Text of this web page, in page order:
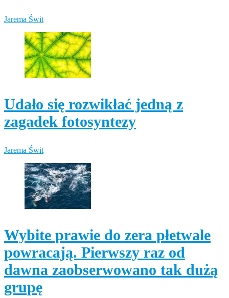
Jarema Świt
Udało się rozwikłać jedną z
zagadek fotosyntezy
Jarema Świt
Wybite prawie do zera płetwale
powracają. Pierwszy raz od
dawna zaobserwowano tak dużą
grupę